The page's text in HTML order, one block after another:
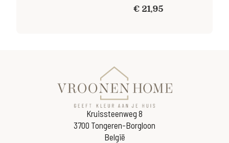
Kruissteenweg 8
3700 Tongeren-Borgloon
België